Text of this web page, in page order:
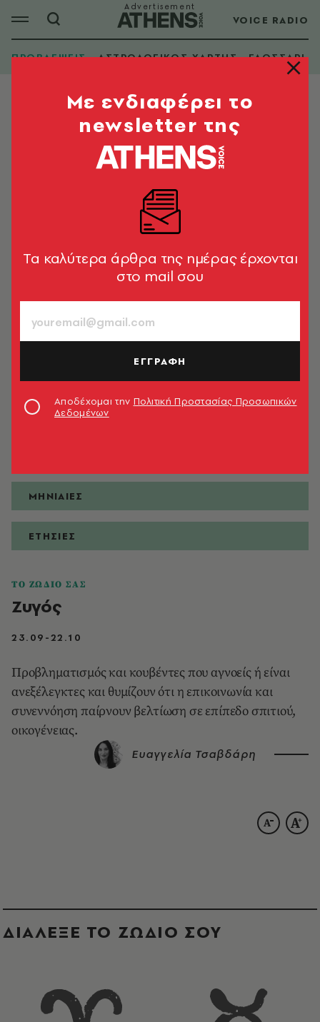
VOICE RADIO
ΠΡΟΒΛΕΨΕΙΣ ΑΣΤΡΟΛΟΓΙΚΟΣ ΧΑΡΤΗΣ ΓΛΩΣΣΑΡΙ
ΠΡΟΒΛΕΨΕΙΣ
ΗΜΕΡΗΣΙΕΣ
ΜΗΝΙΑΙΕΣ
ΕΤΗΣΙΕΣ
ΤΟ ΖΩΔΙΟ ΣΑΣ
Ζυγός
23.09-22.10
Προβληματισμός και κουβέντες που αγνοείς ή είναι
ανεξέλεγκτες και θυμίζουν ότι η επικοινωνία και
συνεννόηση παίρνουν βελτίωση σε επίπεδο σπιτιού,
οικογένειας.
Ευαγγελία Τσαβδάρη
ΔΙΑΛΕΞΕ ΤΟ ΖΩΔΙΟ ΣΟΥ
Mε ενδιαφέρει το
newsletter της
Tα καλύτερα άρθρα της ημέρας έρχονται
στο mail σου
ΕΓΓΡΑΦΗ
Αποδέχομαι την Πολιτική Προστασίας Προσωπικών
Δεδομένων